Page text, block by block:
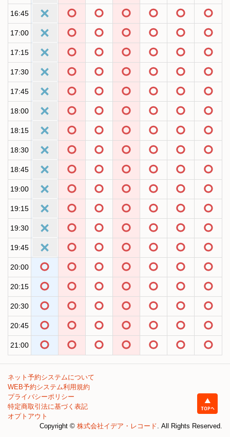
16:45
17:00
17:15
17:30
17:45
18:00
18:15
18:30
18:45
19:00
19:15
19:30
19:45
20:00
20:15
20:30
20:45
21:00
ネット予約システムについて
WEB予約システム利用規約
プライバシーポリシー
特定商取引法に基づく表記
オプトアウト
Copyright © 株式会社イデア・レコード . All Rights Reserved.